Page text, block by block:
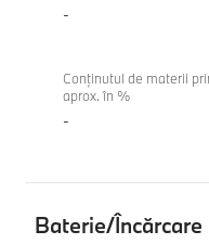
-
Conținutul de materii
aprox. în %
-
Baterie/Încărcare